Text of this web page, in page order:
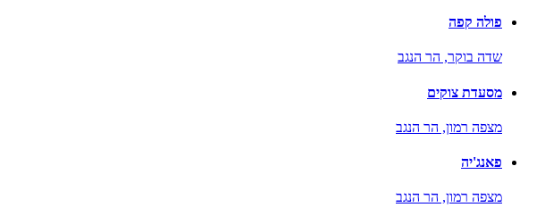
פולה קפה
שדה בוקר, הר הנגב
מסעדת צוקים
מצפה רמון, הר הנגב
פאנג'יה
מצפה רמון, הר הנגב